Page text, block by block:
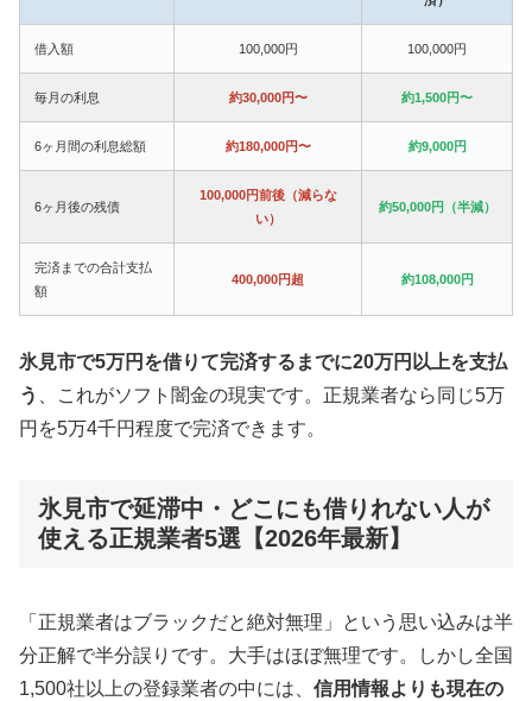
借入額 100,000円 100,000円
毎月の利息 約30,000円〜 約1,500円〜
6ヶ月間の利息総額 約180,000円〜 約9,000円
6ヶ月後の残債
100,000円前後（減らな
い）
約50,000円（半減）
完済までの合計支払
額
400,000円超 約108,000円
氷見市で5万円を借りて完済するまでに20万円以上を支払
う
、これがソフト闇金の現実です。正規業者なら同じ5万
円を5万4千円程度で完済できます。
氷見市で延滞中・どこにも借りれない人が
使える正規業者5選【2026年最新】
「正規業者はブラックだと絶対無理」という思い込みは半
分正解で半分誤りです。大手はほぼ無理です。しかし全国
1,500社以上の登録業者の中には、 信用情報よりも現在の